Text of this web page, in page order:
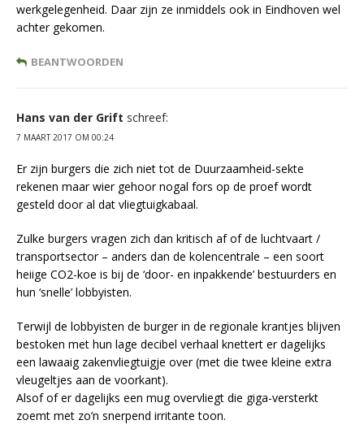
werkgelegenheid. Daar zijn ze inmiddels ook in Eindhoven wel
achter gekomen.
BEANTWOORDEN
Hans van der Grift schreef:
7 MAART 2017 OM 00:24
Er zijn burgers die zich niet tot de Duurzaamheid-sekte
rekenen maar wier gehoor nogal fors op de proef wordt
gesteld door al dat vliegtuigkabaal.
Zulke burgers vragen zich dan kritisch af of de luchtvaart /
transportsector – anders dan de kolencentrale – een soort
heiige CO2-koe is bij de ‘door- en inpakkende’ bestuurders en
hun ‘snelle’ lobbyisten.
Terwijl de lobbyisten de burger in de regionale krantjes blijven
bestoken met hun lage decibel verhaal knettert er dagelijks
een lawaaig zakenvliegtuigje over (met die twee kleine extra
vleugeltjes aan de voorkant).
Alsof of er dagelijks een mug overvliegt die giga-versterkt
zoemt met zo’n snerpend irritante toon.